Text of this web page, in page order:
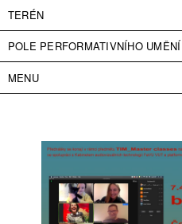
TERÉN
POLE PERFORMATIVNÍHO UMĚNÍ
MENU
KONTAKT
VSTUPNÉ